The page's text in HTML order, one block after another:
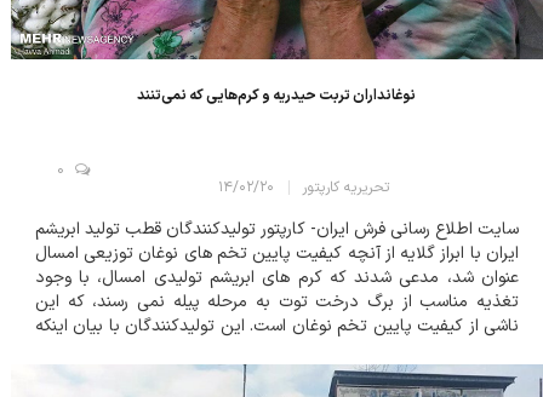
نوغانداران تربت حیدریه و کرم‌هایی که نمی‌تنند
تحریریه کارپتور ۱۴/۰۲/۲۰
0
سایت اطلاع رسانی فرش ایران- کارپتور تولیدکنندگان قطب تولید ابریشم
ایران با ابراز گلایه از آنچه کیفیت پایین تخم های نوغان توزیعی امسال
عنوان شد، مدعی شدند که کرم های ابریشم تولیدی امسال، با وجود
تغذیه مناسب از برگ درخت توت به مرحله پیله نمی رسند، که این
ناشی از کیفیت پایین تخم نوغان است. این تولیدکنندگان با بیان اینکه
دستگاهه...